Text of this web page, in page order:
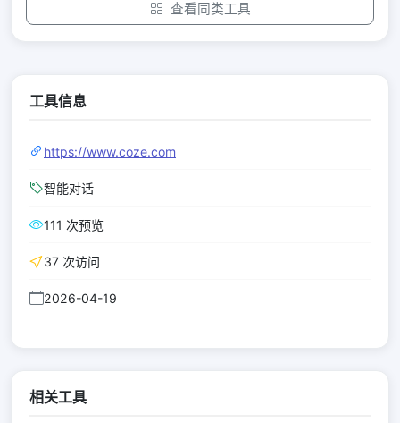
查看同类工具
工具信息
https://www.coze.com
智能对话
111 次预览
37 次访问
2026-04-19
相关工具